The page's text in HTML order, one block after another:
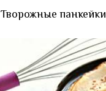
Творожные панкейки